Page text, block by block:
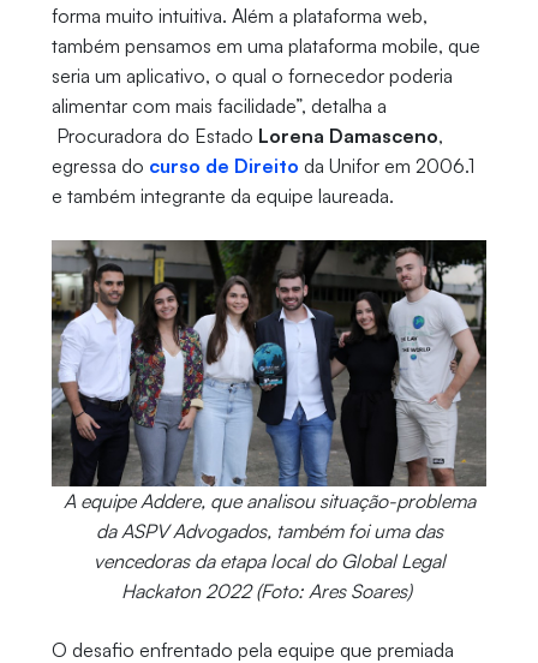
forma muito intuitiva. Além a plataforma web,
também pensamos em uma plataforma mobile, que
seria um aplicativo, o qual o fornecedor poderia
alimentar com mais facilidade”, detalha a
Procuradora do Estado Lorena Damasceno,
egressa do curso de Direito da Unifor em 2006.1
e também integrante da equipe laureada.
A equipe Addere, que analisou situação-problema
da ASPV Advogados, também foi uma das
vencedoras da etapa local do Global Legal
Hackaton 2022 (Foto: Ares Soares)
O desafio enfrentado pela equipe que premiada